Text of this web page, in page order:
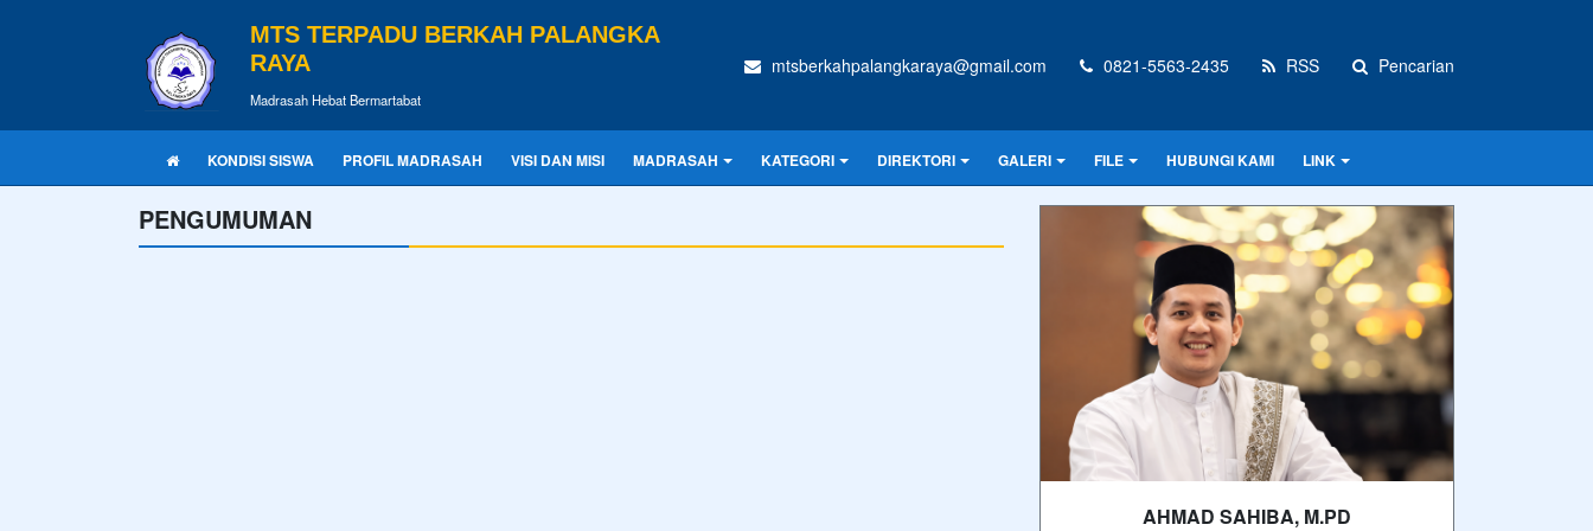
MTS TERPADU BERKAH PALANGKA
RAYA
Madrasah Hebat Bermartabat
mtsberkahpalangkaraya@gmail.com 0821-5563-2435 RSS Pencarian
KONDISI SISWA PROFIL MADRASAH VISI DAN MISI MADRASAH KATEGORI DIREKTORI GALERI FILE HUBUNGI KAMI LINK
PENGUMUMAN
AHMAD SAHIBA, M.PD